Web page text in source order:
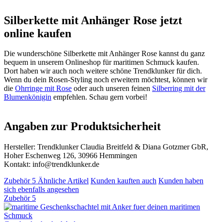
Silberkette mit Anhänger Rose jetzt
online kaufen
Die wunderschöne Silberkette mit Anhänger Rose kannst du ganz
bequem in unserem Onlineshop für maritimen Schmuck kaufen.
Dort haben wir auch noch weitere schöne Trendklunker für dich.
Wenn du dein Rosen-Styling noch erweitern möchtest, können wir
die Ohrringe mit Rose oder auch unseren feinen Silberring mit der
Blumenkönigin empfehlen. Schau gern vorbei!
Angaben zur Produktsicherheit
Hersteller: Trendklunker Claudia Breitfeld & Diana Gotzmer GbR,
Hoher Eschenweg 126, 30966 Hemmingen
Kontakt: info@trendklunker.de
Zubehör 5 Ähnliche Artikel Kunden kauften auch Kunden haben
sich ebenfalls angesehen
Zubehör 5